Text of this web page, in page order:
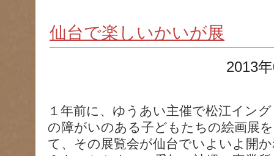
仙台で楽しいかいが展
2013
１年前に、ゆうあい主催で松江イン
の障がいのある子どもたちの絵画展
て、その展覧会が仙台でいよいよ開